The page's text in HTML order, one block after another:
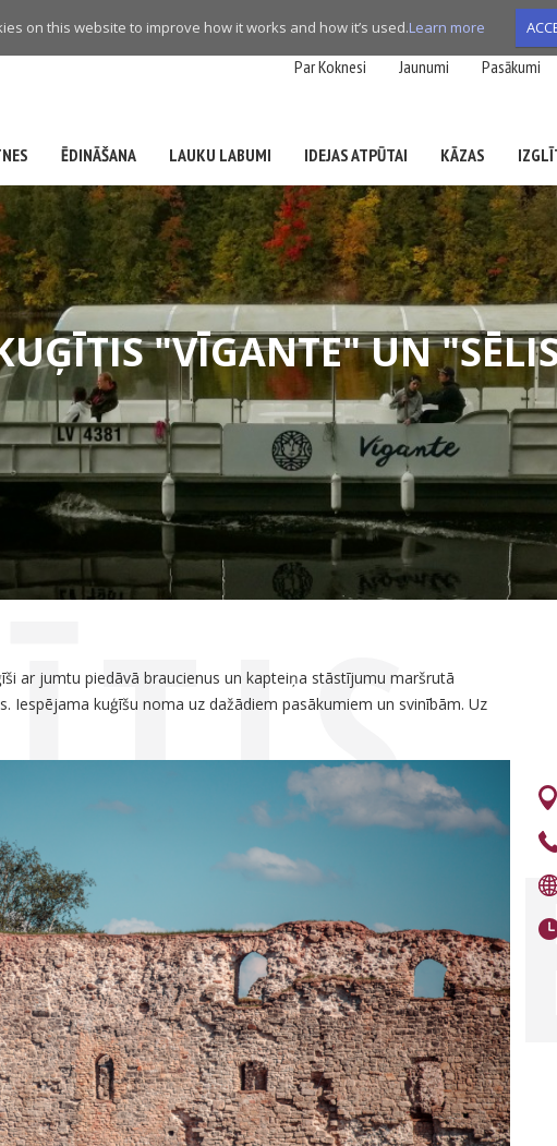
on this website to improve how it works and how it’s used.Learn more
Par Koknesi Jaunumi Pasākumi
ĒDINĀŠANA LAUKU LABUMI IDEJAS ATPŪTAI KĀZAS
"VĪGANTE" UN
ar jumtu piedāvā braucienus un kapteiņa stāstījumu maršrutā
Iespējama kuģīšu noma uz dažādiem pasākumiem un svinībām. Uz